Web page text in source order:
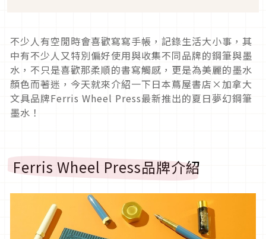
不少人有空閒時會喜歡寫寫手帳，記錄生活大小事，其
中有不少人又特別偏好使用與收集不同品牌的鋼筆與墨
水，不只是喜歡那柔順的書寫觸感，更是為美麗的墨水
顏色而著迷，今天就來介紹一下日本蔦屋書店×加拿大
文具品牌Ferris Wheel Press最新推出的夏日夢幻鋼筆
墨水！
Ferris Wheel Press品牌介紹